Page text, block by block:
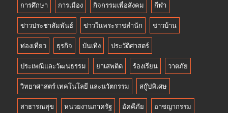
การศึกษา การเมือง กิจกรรมเพื่อสังคม กีฬา
ข่าวประชาสัมพันธ์ ข่าวในพระราชสำนัก ชาวบ้าน
ท่องเที่ยว ธุรกิจ บันเทิง ประวัติศาสตร์
ประเพณีและวัฒนธรรม ยาเสพติด ร้องเรียน วาตภัย
วิทยาศาสตร์ เทคโนโลยี และนวัตกรรม สกู๊ปพิเศษ
สาธารณสุข หน่วยงานภาครัฐ อัคคีภัย อาชญากรรม